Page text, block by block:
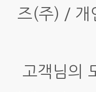
즈(주) / 개
고객님의